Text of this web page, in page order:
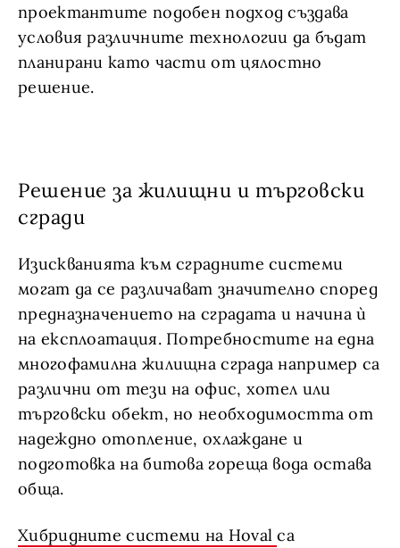
проектантите подобен подход създава
условия различните технологии да бъдат
планирани като части от цялостно
решение.
Решение за жилищни и търговски
сгради
Изискванията към сградните системи
могат да се различават значително според
предназначението на сградата и начина ѝ
на експлоатация. Потребностите на една
многофамилна жилищна сграда например са
различни от тези на офис, хотел или
търговски обект, но необходимостта от
надеждно отопление, охлаждане и
подготовка на битова гореща вода остава
обща.
Хибридните системи на Hovalса